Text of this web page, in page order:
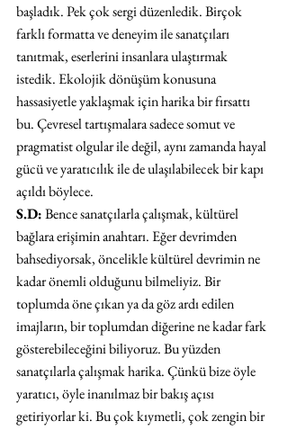
başladık. Pek çok sergi düzenledik. Birçok
farklı formatta ve deneyim ile sanatçıları
tanıtmak, eserlerini insanlara ulaştırmak
istedik. Ekolojik dönüşüm konusuna
hassasiyetle yaklaşmak için harika bir fırsattı
bu. Çevresel tartışmalara sadece somut ve
pragmatist olgular ile değil, aynı zamanda hayal
gücü ve yaratıcılık ile de ulaşılabilecek bir kapı
açıldı böylece.
S.D: Bence sanatçılarla çalışmak, kültürel
bağlara erişimin anahtarı. Eğer devrimden
bahsediyorsak, öncelikle kültürel devrimin ne
kadar önemli olduğunu bilmeliyiz. Bir
toplumda öne çıkan ya da göz ardı edilen
imajların, bir toplumdan diğerine ne kadar fark
gösterebileceğini biliyoruz. Bu yüzden
sanatçılarla çalışmak harika. Çünkü bize öyle
yaratıcı, öyle inanılmaz bir bakış açısı
getiriyorlar ki. Bu çok kıymetli, çok zengin bir